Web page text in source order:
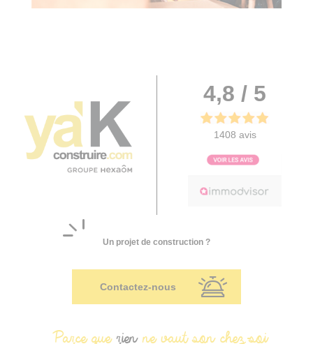
4,8 / 5
1408 avis
Un projet de construction ?
Contactez-nous
Parce querienne vaut son chez-soi